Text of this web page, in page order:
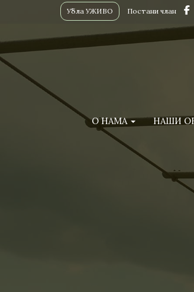
Убла УЖИВО Постани члан
О НАМА НАШИ